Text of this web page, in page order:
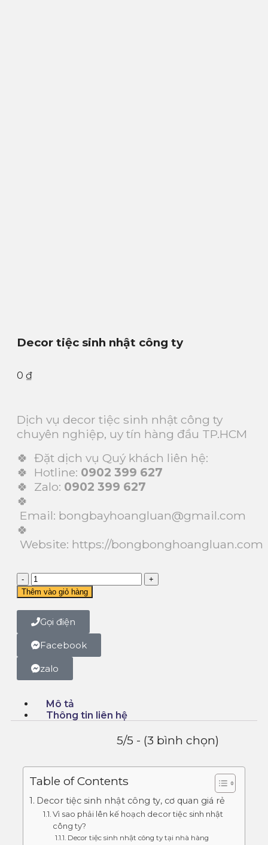
Decor tiệc sinh nhật công ty
0 ₫
Dịch vụ decor tiệc sinh nhật công ty
chuyên nghiệp, uy tín hàng đầu TP.HCM
🍀 Đặt dịch vụ Quý khách liên hệ:
🍀 Hotline: 0902 399 627
🍀 Zalo: 0902 399 627
🍀
Email: bongbayhoangluan@gmail.com
🍀
Website: https://bongbonghoangluan.com
Thêm vào giỏ hàng
Gọi điện
Facebook
zalo
Mô tả
Thông tin liên hệ
5/5 - (3 bình chọn)
Table of Contents
Decor tiệc sinh nhật công ty, cơ quan giá rẻ
Vì sao phải lên kế hoạch decor tiệc sinh nhật
công ty?
Decor tiệc sinh nhật công ty tại nhà hàng